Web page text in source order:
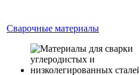
Сварочные материалы